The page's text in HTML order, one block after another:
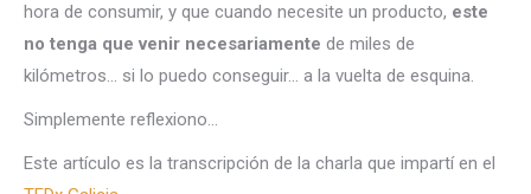
hora de consumir, y que cuando necesite un producto, este
no tenga que venir necesariamente de miles de
kilómetros… si lo puedo conseguir… a la vuelta de esquina.
Simplemente reflexiono…
Este artículo es la transcripción de la charla que impartí en el